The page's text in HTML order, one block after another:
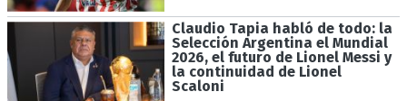
Claudio Tapia habló de todo: la
Selección Argentina el Mundial
2026, el futuro de Lionel Messi y
la continuidad de Lionel
Scaloni